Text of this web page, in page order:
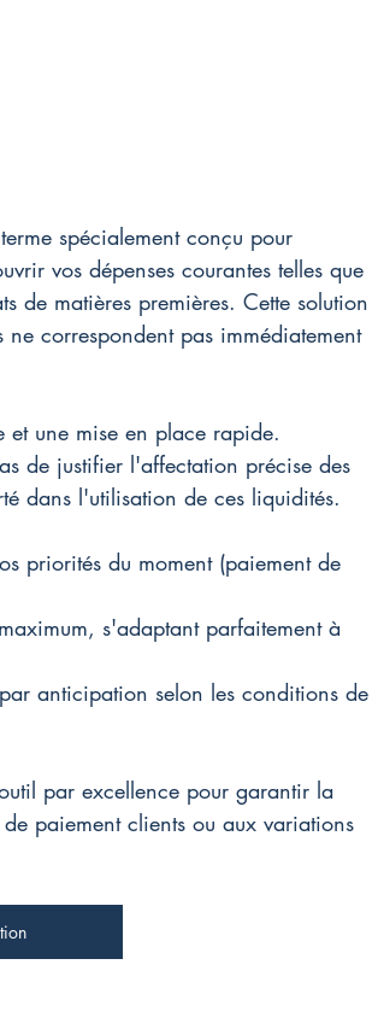
spécialement conçu pour
vos dépenses courantes telles que
de matières premières. Cette solution
ne correspondent pas immédiatement
une mise en place rapide.
de justifier l'affectation précise des
dans l'utilisation de ces liquidités.
priorités du moment (paiement de
s'adaptant parfaitement à
anticipation selon les conditions de
par excellence pour garantir la
paiement clients ou aux variations